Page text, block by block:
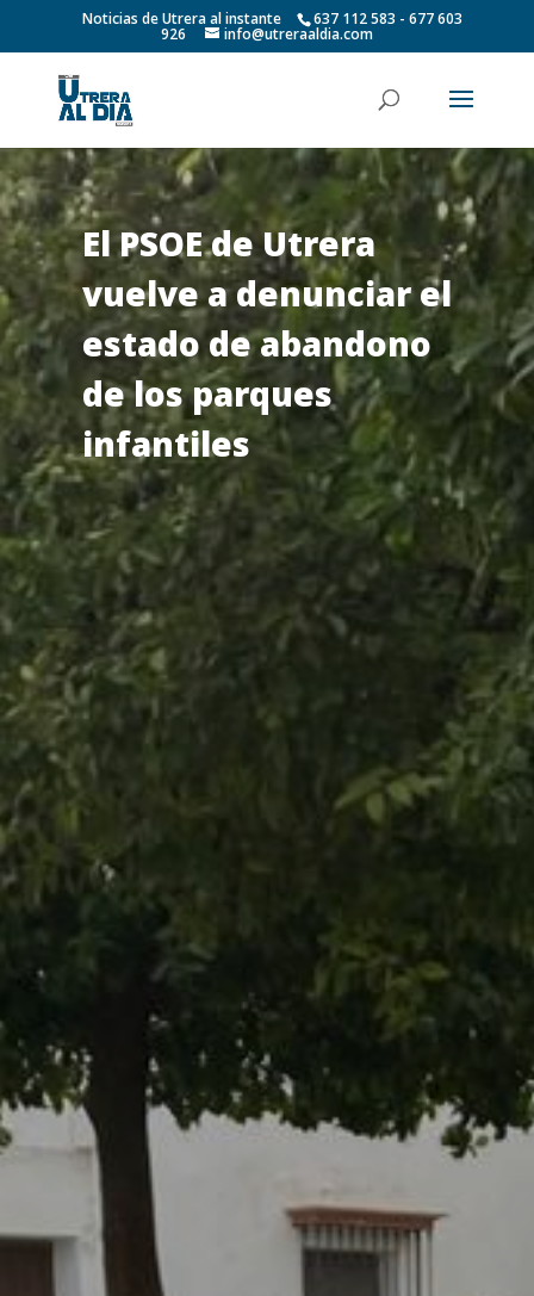
Noticias de Utrera al instante 637 112 583 - 677 603
926 info@utreraaldia.com
El PSOE de Utrera
vuelve a denunciar el
estado de abandono
de los parques
infantiles